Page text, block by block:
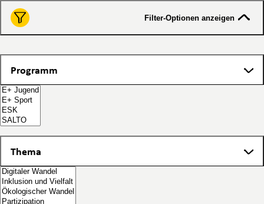
Filter-Optionen anzeigen
Programm
Thema